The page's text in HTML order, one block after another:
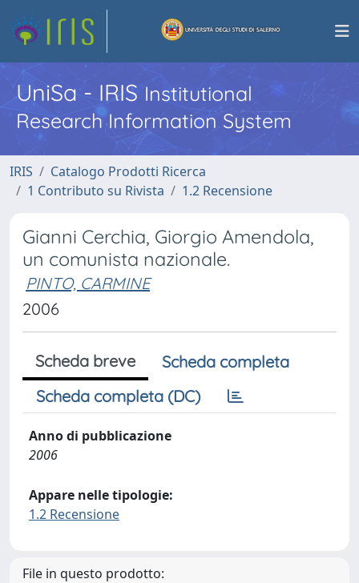
UniSa - IRISInstitutional
Research Information System
IRIS
Catalogo Prodotti Ricerca
1 Contributo su Rivista
1.2 Recensione
Gianni Cerchia, Giorgio Amendola,
un comunista nazionale.
PINTO, CARMINE
2006
Scheda breve
Scheda completa
Scheda completa (DC)
Anno di pubblicazione
2006
Appare nelle tipologie:
1.2 Recensione
File in questo prodotto: